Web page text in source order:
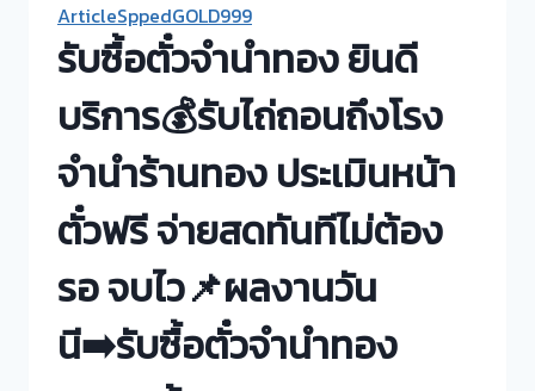
ArticleSppedGOLD999
รับซื้อตั๋วจำนำทอง ยินดี
บริการ💰รับไถ่ถอนถึงโรง
จำนำร้านทอง ประเมินหน้า
ตั๋วฟรี จ่ายสดทันทีไม่ต้อง
รอ จบไว📌ผลงานวัน
นี➡️รับซื้อตั๋วจำนำทอง